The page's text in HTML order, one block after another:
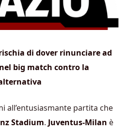
di dover rinunciare ad
big match contro la
all’entusiasmante partita che
Stadium. Juventus-Milan è